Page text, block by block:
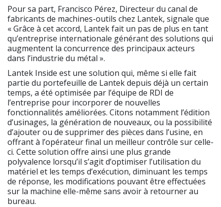
Pour sa part, Francisco Pérez, Directeur du canal de
fabricants de machines-outils chez Lantek, signale que
« Grâce à cet accord, Lantek fait un pas de plus en tant
qu’entreprise internationale générant des solutions qui
augmentent la concurrence des principaux acteurs
dans l’industrie du métal ».
Lantek Inside est une solution qui, même si elle fait
partie du portefeuille de Lantek depuis déjà un certain
temps, a été optimisée par l’équipe de RDI de
l’entreprise pour incorporer de nouvelles
fonctionnalités améliorées. Citons notamment l’édition
d’usinages, la génération de nouveaux, ou la possibilité
d’ajouter ou de supprimer des pièces dans l’usine, en
offrant à l’opérateur final un meilleur contrôle sur celle-
ci. Cette solution offre ainsi une plus grande
polyvalence lorsqu’il s’agit d’optimiser l’utilisation du
matériel et les temps d’exécution, diminuant les temps
de réponse, les modifications pouvant être effectuées
sur la machine elle-même sans avoir à retourner au
bureau.